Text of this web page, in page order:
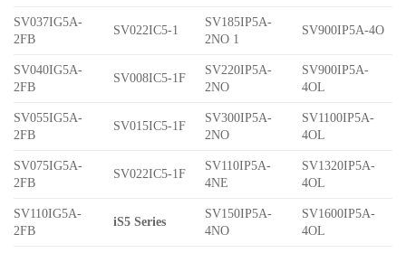
SV037IG5A-
2FB
SV022IC5-1
SV185IP5A-
2NO 1
SV900IP5A-4O
SV040IG5A-
2FB
SV008IC5-1F
SV220IP5A-
2NO
SV900IP5A-
4OL
SV055IG5A-
2FB
SV015IC5-1F
SV300IP5A-
2NO
SV1100IP5A-
4OL
SV075IG5A-
2FB
SV022IC5-1F
SV110IP5A-
4NE
SV1320IP5A-
4OL
SV110IG5A-
2FB
iS5 Series
SV150IP5A-
4NO
SV1600IP5A-
4OL